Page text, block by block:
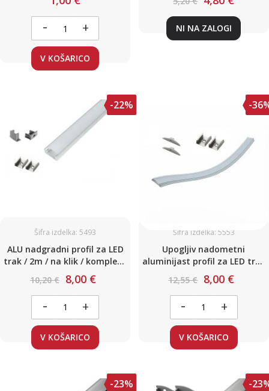
- +
V KOŠARICO
NI NA ZALOGI
-22%
Šifra izdelka: 5493
ALU nadgradni profil za LED
trak / 2m / na klik / komplet /
15 x 6mm
10,20 € 8,00 €
- +
V KOŠARICO
-
Šifra izdelka: 5553
Upogljiv nadometni
aluminijast profil za LED trak
/ 2m / na klik / 17,3 x 3,8mm
12,55 € 8,00 €
- +
V KOŠARICO
-23% -